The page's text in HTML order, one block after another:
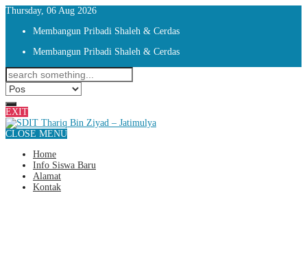
Thursday, 06 Aug 2026
Membangun Pribadi Shaleh & Cerdas
Membangun Pribadi Shaleh & Cerdas
EXIT
CLOSE MENU
Home
Info Siswa Baru
Alamat
Kontak